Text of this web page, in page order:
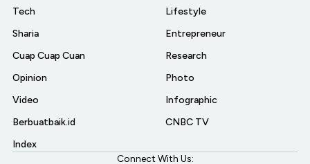
Tech
Sharia
Cuap Cuap Cuan
Opinion
Video
Berbuatbaik.id
Index
Lifestyle
Entrepreneur
Research
Photo
Infographic
CNBC TV
Connect With Us: